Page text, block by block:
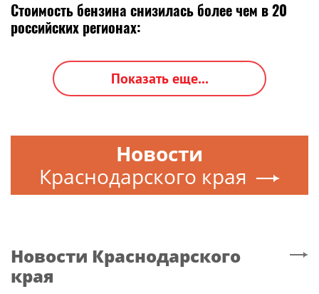
Стоимость бензина снизилась более чем в 20
российских регионах:
Показать еще...
Новости
Краснодарского края
Новости Краснодарского
края